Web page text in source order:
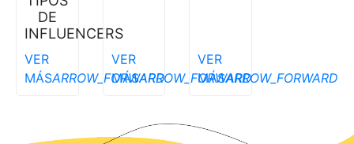
DE
INFLUENCERS
VER
MÁSARROW_FORWARD
VER
MÁSARROW_FORWARD
VER
MÁSARROW_FORWARD